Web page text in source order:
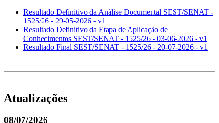
Resultado Definitivo da Análise Documental SEST/SENAT -
1525/26 - 29-05-2026 - v1
Resultado Definitivo da Etapa de Aplicação de
Conhecimentos SEST/SENAT - 1525/26 - 03-06-2026 - v1
Resultado Final SEST/SENAT - 1525/26 - 20-07-2026 - v1
Atualizações
08/07/2026